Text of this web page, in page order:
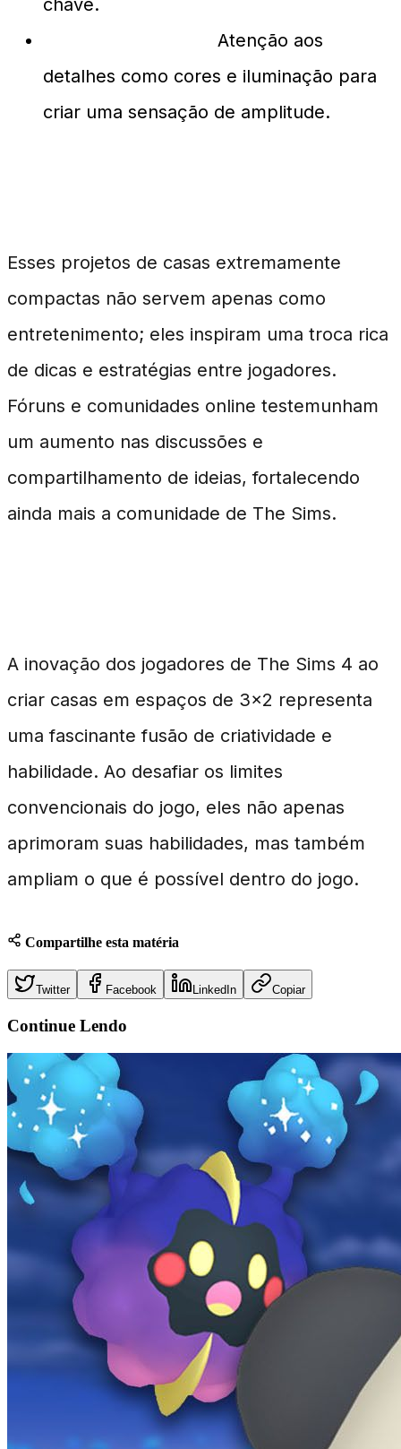
chave.
Atenção aos
detalhes como cores e iluminação para
criar uma sensação de amplitude.
Esses projetos de casas extremamente
compactas não servem apenas como
entretenimento; eles inspiram uma troca rica
de dicas e estratégias entre jogadores.
Fóruns e comunidades online testemunham
um aumento nas discussões e
compartilhamento de ideias, fortalecendo
ainda mais a comunidade de The Sims.
A inovação dos jogadores de The Sims 4 ao
criar casas em espaços de 3x2 representa
uma fascinante fusão de criatividade e
habilidade. Ao desafiar os limites
convencionais do jogo, eles não apenas
aprimoram suas habilidades, mas também
ampliam o que é possível dentro do jogo.
Compartilhe esta matéria
Twitter Facebook LinkedIn Copiar
Continue Lendo